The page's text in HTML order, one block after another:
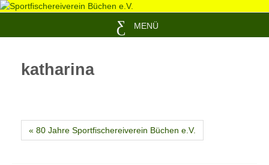
MENÜ
katharina
« 80 Jahre Sportfischereiverein Büchen e.V.